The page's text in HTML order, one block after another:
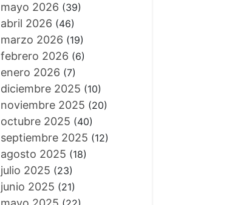
mayo 2026 (39)
abril 2026 (46)
marzo 2026 (19)
febrero 2026 (6)
enero 2026 (7)
diciembre 2025 (10)
noviembre 2025 (20)
octubre 2025 (40)
septiembre 2025 (12)
agosto 2025 (18)
julio 2025 (23)
junio 2025 (21)